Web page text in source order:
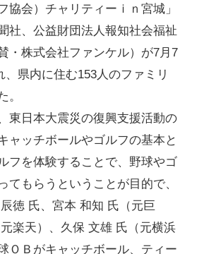
協会）チャリティーｉｎ宮城」
社、公益財団法人報知社会福祉
・株式会社ファンケル）が7月7
、県内に住む153人のファミリ
。
東日本大震災の復興支援活動の
ャッチボールやゴルフの基本と
フを体験することで、野球やゴ
てもらうということが目的で、
徳 氏、宮本 和知 氏（元巨
楽天）、久保 文雄 氏（元横浜
ＯＢがキャッチボール、ティー